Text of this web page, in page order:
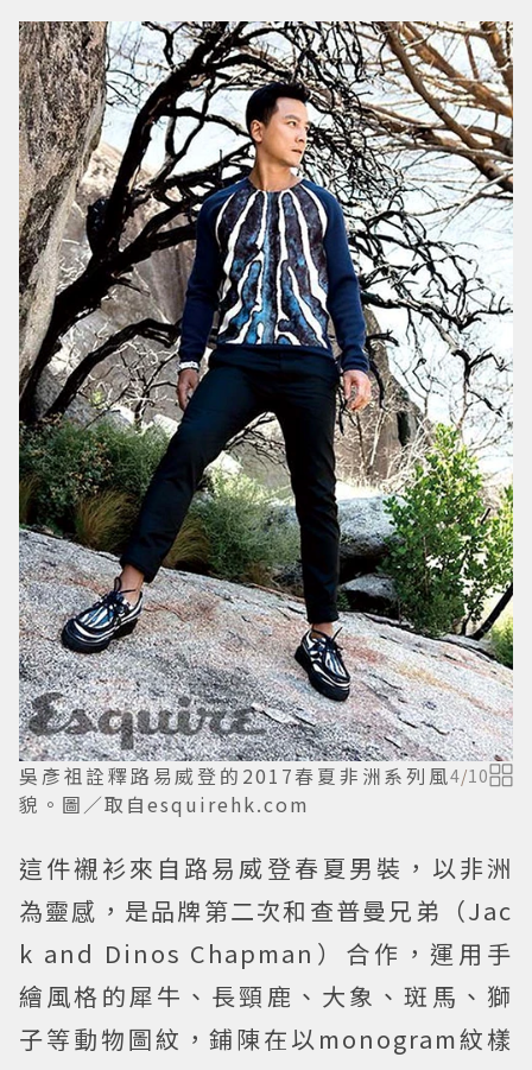
吳彥祖詮釋路易威登的2017春夏非洲系列風
貌。圖／取自esquirehk.com
4/10
這件襯衫來自路易威登春夏男裝，以非洲
為靈感，是品牌第二次和查普曼兄弟（Jac
k and Dinos Chapman）合作，運用手
繪風格的犀牛、長頸鹿、大象、斑馬、獅
子等動物圖紋，鋪陳在以monogram紋樣